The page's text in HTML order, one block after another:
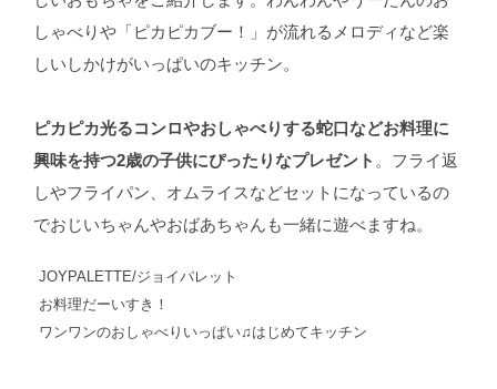
しゃべりや「ピカピカブー！」が流れるメロディなど楽
しいしかけがいっぱいのキッチン。
ピカピカ光るコンロやおしゃべりする蛇口などお料理に
興味を持つ2歳の子供にぴったりなプレゼント 。フライ返
しやフライパン、オムライスなどセットになっているの
でおじいちゃんやおばあちゃんも一緒に遊べますね。
JOYPALETTE/ジョイパレット
お料理だーいすき！
ワンワンのおしゃべりいっぱい♫はじめてキッチン